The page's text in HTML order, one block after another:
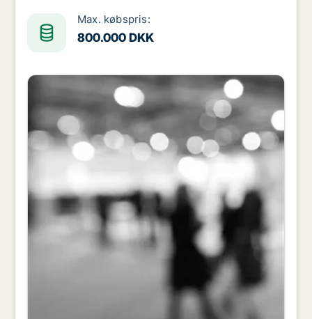
Max. købspris:
800.000 DKK